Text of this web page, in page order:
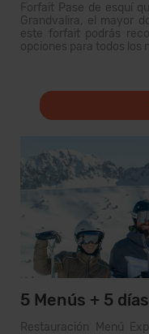
Forfait Pase de esquí
Grandvalira, el mayor
este forfait podrás
opciones para todos los
5 Menús + 5
Restauración Menú